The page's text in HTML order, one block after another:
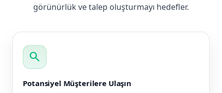
görünürlük ve talep oluşturmayı hedefler.
search
Potansiyel Müşterilere Ulaşın